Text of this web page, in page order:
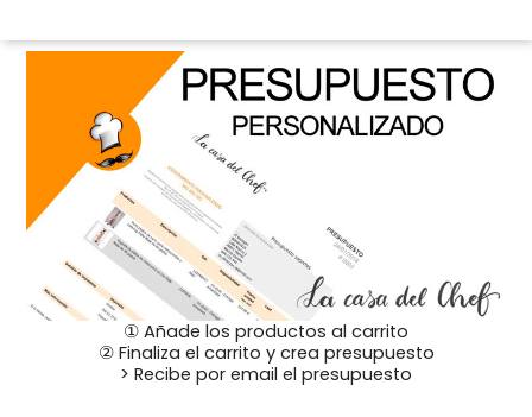
① Añade los productos al carrito
② Finaliza el carrito y crea presupuesto
> Recibe por email el presupuesto